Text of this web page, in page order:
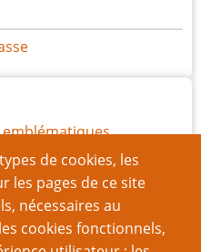
de cookies, les
les pages de ce site
nécessaires au
cookies fonctionnels,
emblématiques
rencards
combats plus palpitants
pour les cinq sens
reprendre une
pause ?